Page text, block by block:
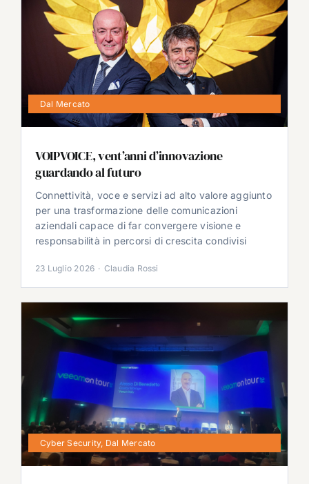
Dal Mercato
VOIPVOICE, vent’anni d’innovazione
guardando al futuro
Connettività, voce e servizi ad alto valore aggiunto
per una trasformazione delle comunicazioni
aziendali capace di far convergere visione e
responsabilità in percorsi di crescita condivisi
23 Luglio 2026 · Claudia Rossi
Cyber Security, Dal Mercato